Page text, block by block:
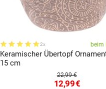
2x beim
Keramischer Übertopf
15 cm
22,99 €
12,99€